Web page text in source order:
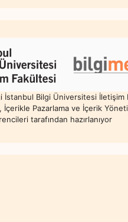
İstanbul Bilgi Üniversitesi İletişim
İçerikle Pazarlama ve İçerik
tarafından hazırlanıyor